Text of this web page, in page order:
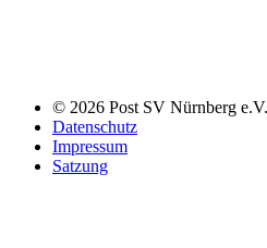
© 2026 Post SV Nürnberg
Datenschutz
Impressum
Satzung